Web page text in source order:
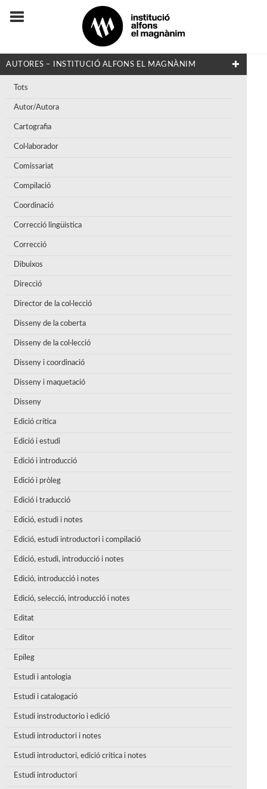
AUTORES – INSTITUCIÓ ALFONS EL MAGNÀNIM
Tots
Autor/Autora
Cartografia
Col·laborador
Comissariat
Compilació
Coordinació
Correcció lingüistica
Correcció
Dibuixos
Direcció
Director de la col·lecció
Disseny de la coberta
Disseny de la col·lecció
Disseny i coordinació
Disseny i maquetació
Disseny
Edició crítica
Edició i estudi
Edició i introducció
Edició i pròleg
Edició i traducció
Edició, estudi i notes
Edició, estudi introductori i compilació
Edició, estudi, introducció i notes
Edició, introducció i notes
Edició, selecció, introducció i notes
Editat
Editor
Epíleg
Estudi i antologia
Estudi i catalogació
Estudi instroductorio i edició
Estudi introductori i notes
Estudi introductori, edició crítica i notes
Estudi introductori